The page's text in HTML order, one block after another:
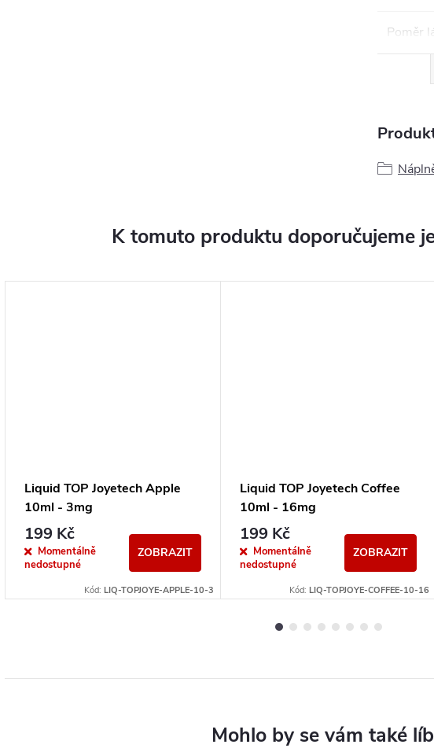
Poměr
K tomuto produktu doporučujeme
Liquid TOP Joyetech Apple
10ml - 3mg
199 Kč
Momentálně
nedostupné
ZOBRAZIT
Kód: LIQ-TOPJOYE-APPLE-10-3
Liquid TOP Joyetech Coffee
10ml - 16mg
199 Kč
Momentálně
nedostupné
ZOBRAZIT
Kód: LIQ-TOPJOYE-COFFEE-10-16